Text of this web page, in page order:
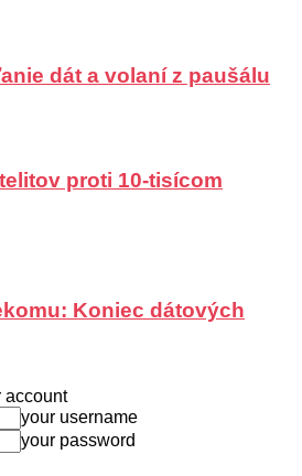
dát a volaní z paušálu
proti 10-tisícom
Koniec dátových
account
your username
your password